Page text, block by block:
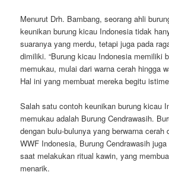
Menurut Drh. Bambang, seorang ahli
keunikan burung kicau Indonesia tidak
suaranya yang merdu, tetapi juga pada
dimiliki. “Burung kicau Indonesia memiliki
memukau, mulai dari warna cerah hingga
Hal ini yang membuat mereka begitu
Salah satu contoh keunikan burung kicau
memukau adalah Burung Cendrawasih.
dengan bulu-bulunya yang berwarna cerah
WWF Indonesia, Burung Cendrawasih
saat melakukan ritual kawin, yang
menarik.